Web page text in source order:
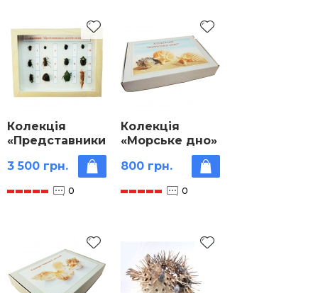
Колекція
«Представники
загонів комах»
3 500 грн.
0
Колекція
«Морське дно»
800 грн.
0